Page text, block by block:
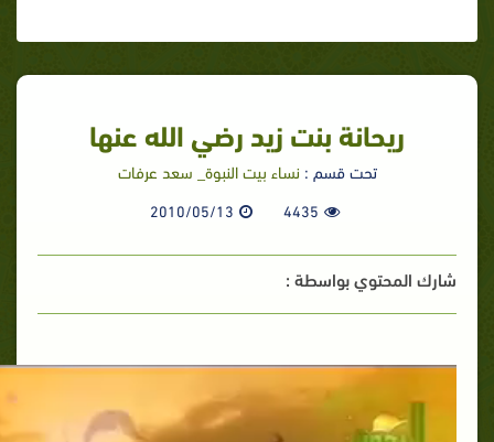
ريحانة بنت زيد رضي الله عنها
تحت قسم : نساء بيت النبوة_ سعد عرفات
4435
2010/05/13
شارك المحتوي بواسطة :